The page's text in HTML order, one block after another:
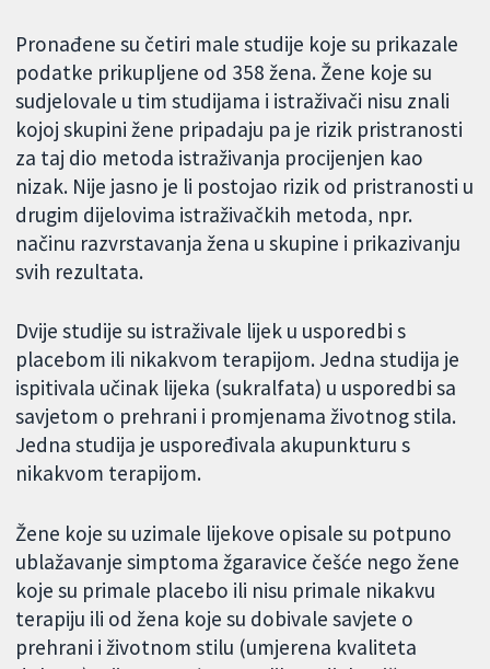
Pronađene su četiri male studije koje su prikazale
podatke prikupljene od 358 žena. Žene koje su
sudjelovale u tim studijama i istraživači nisu znali
kojoj skupini žene pripadaju pa je rizik pristranosti
za taj dio metoda istraživanja procijenjen kao
nizak. Nije jasno je li postojao rizik od pristranosti u
drugim dijelovima istraživačkih metoda, npr.
načinu razvrstavanja žena u skupine i prikazivanju
svih rezultata.
Dvije studije su istraživale lijek u usporedbi s
placebom ili nikakvom terapijom. Jedna studija je
ispitivala učinak lijeka (sukralfata) u usporedbi sa
savjetom o prehrani i promjenama životnog stila.
Jedna studija je uspoređivala akupunkturu s
nikakvom terapijom.
Žene koje su uzimale lijekove opisale su potpuno
ublažavanje simptoma žgaravice češće nego žene
koje su primale placebo ili nisu primale nikakvu
terapiju ili od žena koje su dobivale savjete o
prehrani i životnom stilu (umjerena kvaliteta